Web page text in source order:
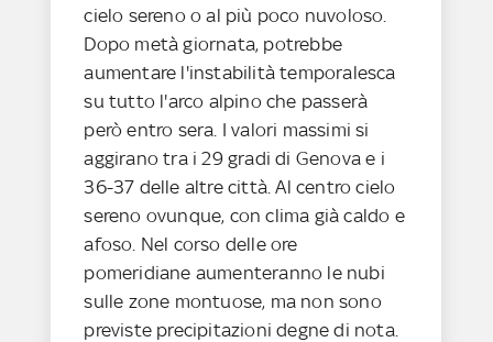
cielo sereno o al più poco nuvoloso.
Dopo metà giornata, potrebbe
aumentare l'instabilità temporalesca
su tutto l'arco alpino che passerà
però entro sera. I valori massimi si
aggirano tra i 29 gradi di Genova e i
36-37 delle altre città. Al centro cielo
sereno ovunque, con clima già caldo e
afoso. Nel corso delle ore
pomeridiane aumenteranno le nubi
sulle zone montuose, ma non sono
previste precipitazioni degne di nota.